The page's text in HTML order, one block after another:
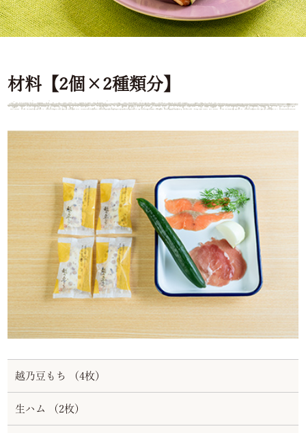
材料【2個×2種類分】
越乃豆もち （4枚）
生ハム （2枚）